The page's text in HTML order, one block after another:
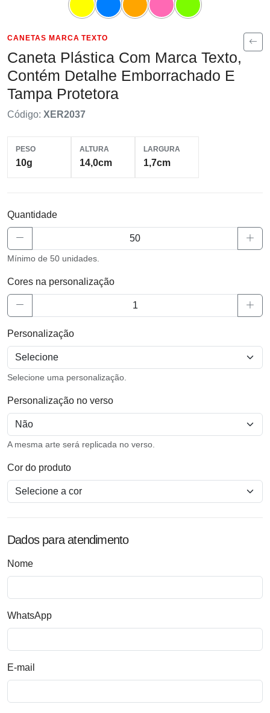
CANETAS MARCA TEXTO
Caneta Plástica Com Marca Texto,
Contém Detalhe Emborrachado E
Tampa Protetora
Código: XER2037
PESO
10g
ALTURA
14,0cm
LARGURA
1,7cm
Quantidade
Mínimo de 50 unidades.
Cores na personalização
Personalização
Selecione uma personalização.
Personalização no verso
A mesma arte será replicada no verso.
Cor do produto
Dados para atendimento
Nome
WhatsApp
E-mail